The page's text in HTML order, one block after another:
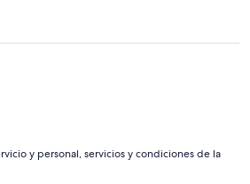
y personal, servicios y condiciones de la